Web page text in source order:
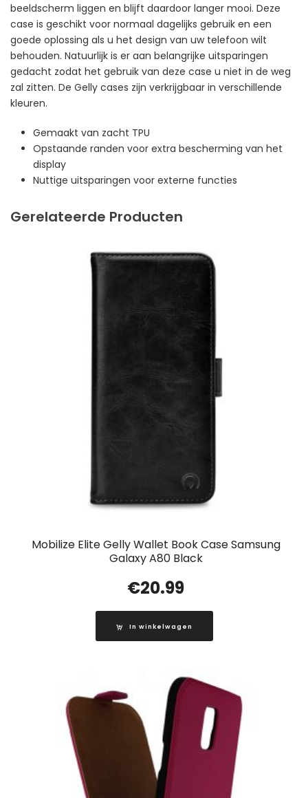
beeldscherm liggen en blijft daardoor langer mooi. Deze
case is geschikt voor normaal dagelijks gebruik en een
goede oplossing als u het design van uw telefoon wilt
behouden. Natuurlijk is er aan belangrijke uitsparingen
gedacht zodat het gebruik van deze case u niet in de weg
zal zitten. De Gelly cases zijn verkrijgbaar in verschillende
kleuren.
Gemaakt van zacht TPU
Opstaande randen voor extra bescherming van het
display
Nuttige uitsparingen voor externe functies
Gerelateerde Producten
Mobilize Elite Gelly Wallet Book Case Samsung
Galaxy A80 Black
€20.99
In winkelwagen